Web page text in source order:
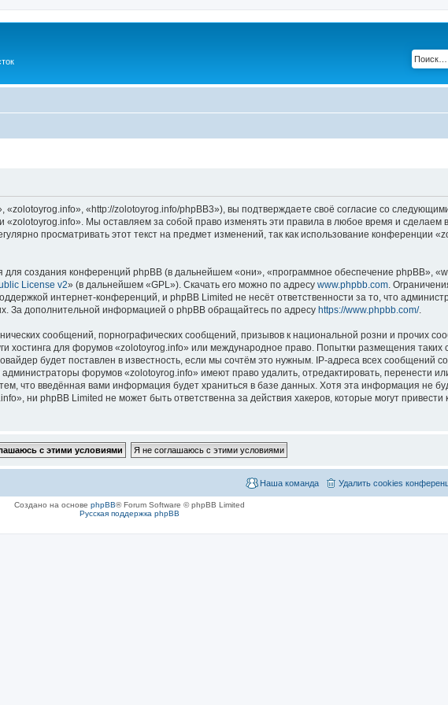
«http://zolotoyrog.info/phpBB3»), вы подтверждаете своё согласие со
Мы оставляем за собой право изменять эти правила в любое время и сделаем
просматривать этот текст на предмет изменений, так как использование конференции
создания конференций phpBB (в дальнейшем «они», «программное обеспечение phpBB»,
License v2» (в дальнейшем «GPL»). Скачать его можно по адресу www.phpbb.com.
интернет-конференций, и phpBB Limited не несёт ответственности за то, что
За дополнительной информацией о phpBB обращайтесь по адресу https://www.phpbb.com/.
сообщений, порнографических сообщений, призывов к национальной розни и прочих
хостинга для форумов «zolotoyrog.info» или международное право. Попытки размещения таких
будет поставлен в известность, если мы сочтём это нужным. IP-адреса всех сообщений
форумов «zolotoyrog.info» имеют право удалить, отредактировать, перенести
что введённая вами информация будет храниться в базе данных. Хотя эта информация не
ни phpBB Limited не может быть ответственна за действия хакеров, которые могут привести
Удалить cookies
Наша команда
Создано на основе phpBB® Forum Software © phpBB Limited
Русская поддержка phpBB